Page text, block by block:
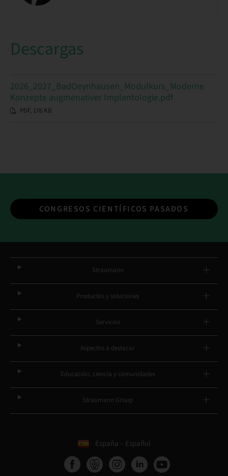
Descargas
2026_2027_BadOeynhausen_Modulkurs_Moderne
Konzepte augmenativer Implantologie.pdf
PDF, 176 KB
CONGRESOS CIENTÍFICOS PASADOS
Straumann
Productos y soluciones
Servicios
Aspectos a destacar
Educación, ciencia y comunidades
Straumann Group
España – Español